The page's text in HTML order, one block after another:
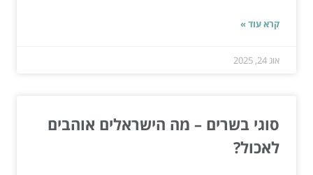
קרא עוד »
אוג 24, 2025
סוגי בשרים – מה הישראלים אוהבים
לאכול?